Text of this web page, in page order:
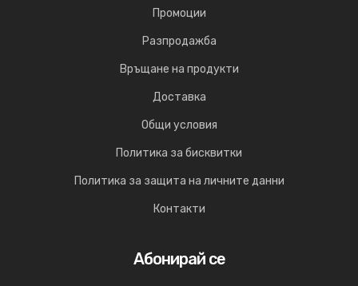
Промоции
Разпродажба
Връщане на продукти
Доставка
Общи условия
Политика за бисквитки
Политика за защита на личните данни
Контакти
Абонирай се